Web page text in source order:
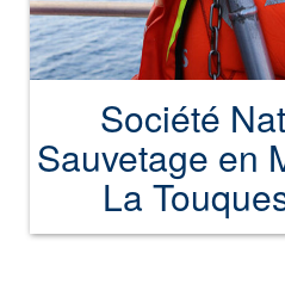
Société
Sauvetage en
La